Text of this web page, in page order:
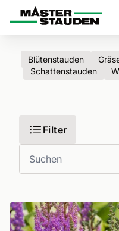
Master-Stauden
Blütenstauden
Schattenstauden
Filter